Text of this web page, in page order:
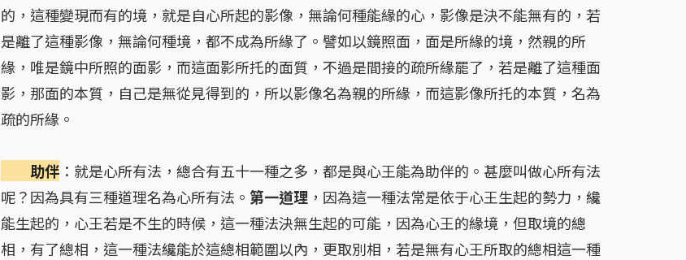
的，這種變現而有的境，就是自心所起的影像，無論何種能緣的心，影像是決不能無有的，若
是離了這種影像，無論何種境，都不成為所緣了。譬如以鏡照面，面是所緣的境，然親的所
緣，唯是鏡中所照的面影，而這面影所托的面質，不過是間接的疏所緣罷了，若是離了這種面
影，那面的本質，自己是無從見得到的，所以影像名為親的所緣，而這影像所托的本質，名為
疏的所緣。
助伴 ：就是心所有法，總合有五十一種之多，都是與心王能為助伴的。甚麼叫做心所有法
呢？因為具有三種道理名為心所有法。 第一道理 ，因為這一種法常是依于心王生起的勢力，纔
能生起的，心王若是不生的時候，這一種法決無生起的可能，因為心王的緣境，但取境的總
相，有了總相，這一種法纔能於這總相範圍以內，更取別相，若是無有心王所取的總相這一種